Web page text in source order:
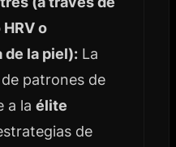
o
la piel):La
patrones de
a la élite
de